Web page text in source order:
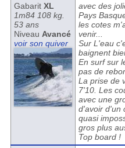
Gabarit XL
1m84 108 kg.
53 ans
Niveau Avancé
voir son quiver
avec des
Pays
les cotes
venir...
Sur L'eau
baignent
En surf sur
pas de
La prise de
7'10. Les
avec une
d'avoir d'un
quasi
gros plus
Top board !